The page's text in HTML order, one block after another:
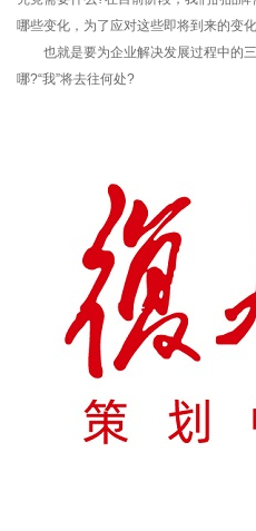
哪些变化，为了应对这些即将到来的变
也就是要为企业解决发展过程中的三
哪?“我”将去往何处?